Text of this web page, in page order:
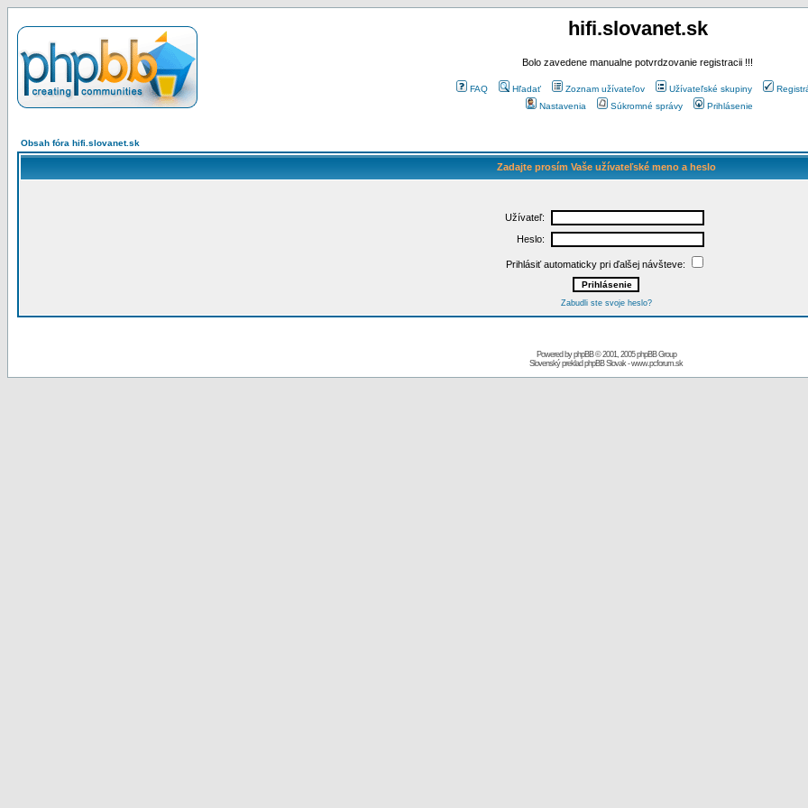
hifi.slovanet.sk
Bolo zavedene manualne potvrdzovanie registracii !!!
FAQ Hľadať Zoznam užívateľov Užívateľské skupiny
Nastavenia
Súkromné správy Prihlásenie
Obsah fóra hifi.slovanet.sk
Zadajte prosím Vaše užívateľské meno a heslo
Užívateľ:
Heslo:
Prihlásiť automaticky pri ďalšej návšteve:
Zabudli ste svoje heslo?
Powered byphpBB© 2001, 2005 phpBB Group
Slovenský preklad phpBB Slovak-www.pcforum.sk